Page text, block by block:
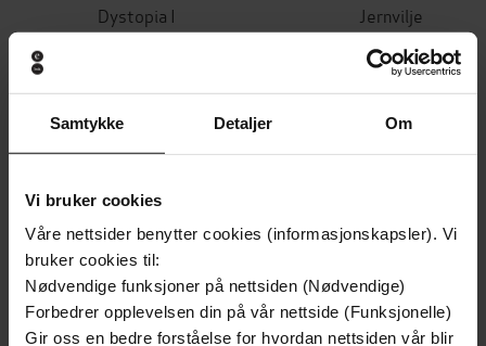
Samtykke Detaljer Om
Vi bruker cookies
Våre nettsider benytter cookies (informasjonskapsler). Vi
bruker cookies til:
Nødvendige funksjoner på nettsiden (Nødvendige)
Forbedrer opplevelsen din på vår nettside (Funksjonelle)
Gir oss en bedre forståelse for hvordan nettsiden vår blir
Dystopia I
Terje Torkildsen
Jernvilje
Terje Torkildsen
EBOK
Premium
Vinner av Rivertonprisen
Premium